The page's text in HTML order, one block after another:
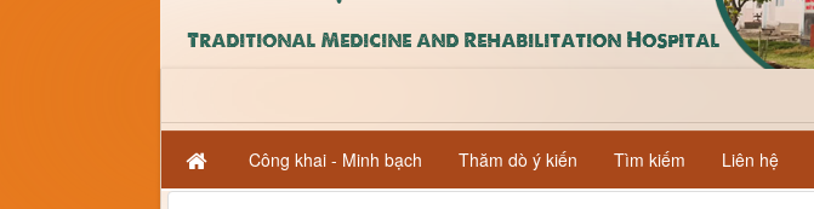
Công khai - Minh bạch Thăm dò ý kiến Tìm kiếm Liên hệ